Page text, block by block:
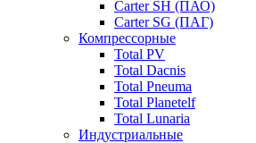
Carter SH (ПАО)
Carter SG (ПАГ)
Компрессорные
Total PV
Total Dacnis
Total Pneuma
Total Planetelf
Total Lunaria
Индустриальные